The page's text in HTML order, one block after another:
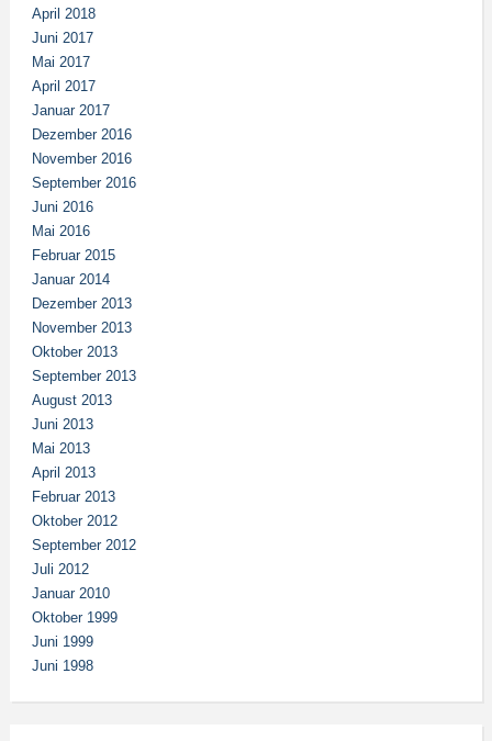
April 2018
Juni 2017
Mai 2017
April 2017
Januar 2017
Dezember 2016
November 2016
September 2016
Juni 2016
Mai 2016
Februar 2015
Januar 2014
Dezember 2013
November 2013
Oktober 2013
September 2013
August 2013
Juni 2013
Mai 2013
April 2013
Februar 2013
Oktober 2012
September 2012
Juli 2012
Januar 2010
Oktober 1999
Juni 1999
Juni 1998